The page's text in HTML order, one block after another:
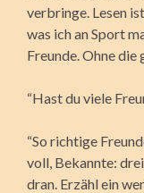
verbringe. Lesen
was ich an Sport
Freunde. Ohne die
“Hast du viele
“So richtige
voll, Bekannte:
dran. Erzähl ein